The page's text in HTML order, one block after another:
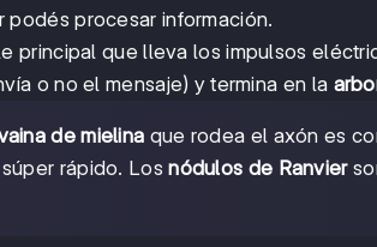
podés procesar información.
principal que lleva los impulsos
o no el mensaje) y termina en la
de mielina que rodea el axón es
rápido. Losnódulos de Ranvier